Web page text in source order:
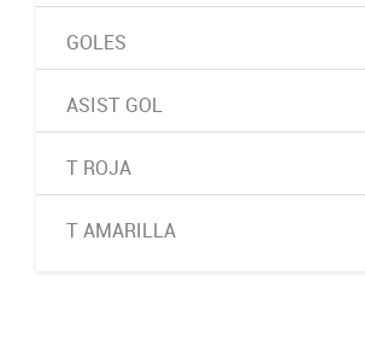
GOLES
ASIST GOL
T ROJA
T AMARILLA